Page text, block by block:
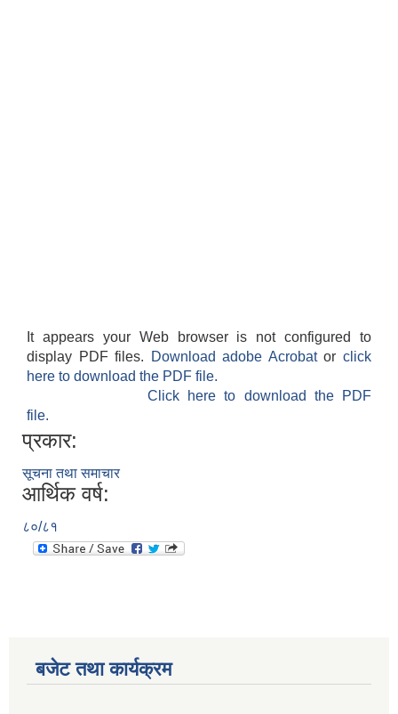
It appears your Web browser is not configured to
display PDF files.
Download adobe Acrobatorclick
here to download the PDF file.
Click here to download the PDF
file.
प्रकार:
सूचना तथा समाचार
आर्थिक वर्ष:
८०/८१
बजेट तथा कार्यक्रम